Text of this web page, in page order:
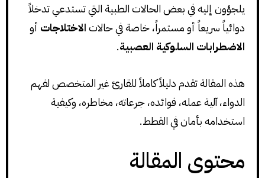
يلجؤون إليه في بعض الحالات الطبية التي تستدعي تدخلاً
دوائياً سريعاً أو مستمراً، خاصة في حالاتالاختلاجات أو
الاضطرابات السلوكية العصبية.
هذه المقالة تقدم دليلاً كاملاً للقارئ غير المتخصص لفهم
الدواء، آلية عمله، فوائده، جرعاته، مخاطره، وكيفية
استخدامه بأمان في القطط.
محتوى المقالة